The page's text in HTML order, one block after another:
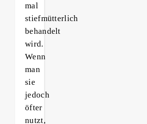
mal
stiefmütterlich
behandelt
wird.
Wenn
man
sie
jedoch
öfter
nutzt,